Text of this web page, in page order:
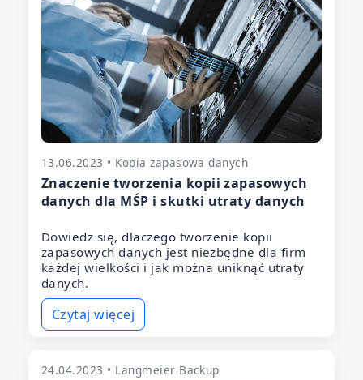
13.06.2023 • Kopia zapasowa danych
Znaczenie tworzenia kopii zapasowych
danych dla MŚP i skutki utraty danych
Dowiedz się, dlaczego tworzenie kopii
zapasowych danych jest niezbędne dla firm
każdej wielkości i jak można uniknąć utraty
danych.
Czytaj więcej
24.04.2023 • Langmeier Backup